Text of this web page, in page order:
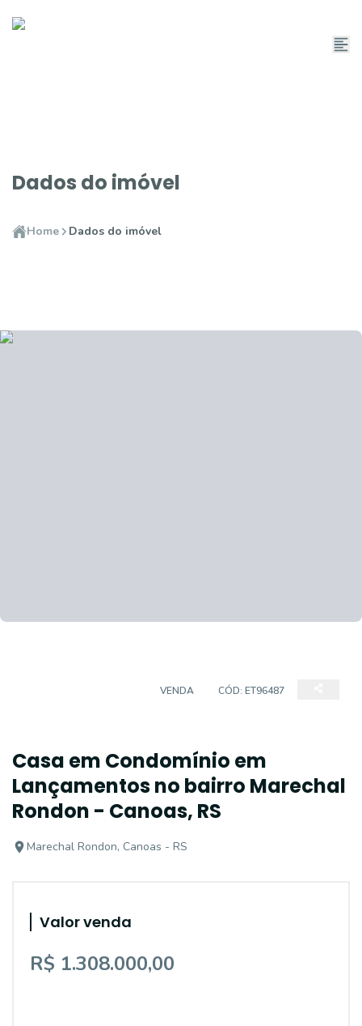
Dados do imóvel
Home Dados do imóvel
VENDA CÓD: ET96487
Casa em Condomínio em
Lançamentos no bairro Marechal
Rondon - Canoas, RS
Marechal Rondon, Canoas - RS
Valor venda
R$ 1.308.000,00